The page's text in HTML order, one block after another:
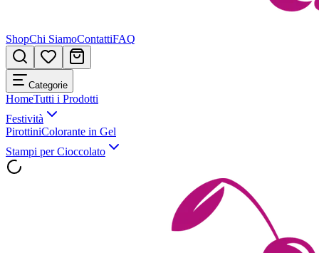
ShopChi SiamoContattiFAQ
Categorie
HomeTutti i Prodotti
Festività
PirottiniColorante in Gel
Stampi per Cioccolato